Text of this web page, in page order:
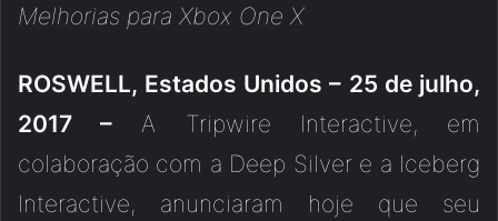
Melhorias para Xbox One X
ROSWELL, Estados Unidos – 25 de julho,
2017 – A Tripwire Interactive, em
colaboração com a Deep Silver e a Iceberg
Interactive, anunciaram hoje que seu